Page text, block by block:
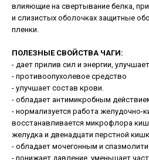
влияющие на свертывание белка,
и слизистых оболочках защитные
пленки.
ПОЛЕЗНЫЕ СВОЙСТВА ЧАГИ:
- дает прилив сил и энергии,
- противоопухолевое средство
- улучшает состав крови.
- обладает антимикробным
- нормализуется работа желудочно-
восстанавливается микрофлора
желудка и двенадцати перстной
- обладает мочегонным и
- понижает давление, уменьшает